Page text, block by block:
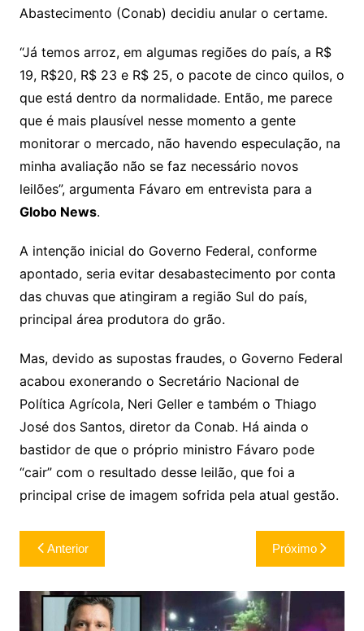
Abastecimento (Conab) decidiu anular o certame.
“Já temos arroz, em algumas regiões do país, a R$
19, R$20, R$ 23 e R$ 25, o pacote de cinco quilos, o
que está dentro da normalidade. Então, me parece
que é mais plausível nesse momento a gente
monitorar o mercado, não havendo especulação, na
minha avaliação não se faz necessário novos
leilões”, argumenta Fávaro em entrevista para a
Globo News.
A intenção inicial do Governo Federal, conforme
apontado, seria evitar desabastecimento por conta
das chuvas que atingiram a região Sul do país,
principal área produtora do grão.
Mas, devido as supostas fraudes, o Governo Federal
acabou exonerando o Secretário Nacional de
Política Agrícola, Neri Geller e também o Thiago
José dos Santos, diretor da Conab. Há ainda o
bastidor de que o próprio ministro Fávaro pode
“cair” com o resultado desse leilão, que foi a
principal crise de imagem sofrida pela atual gestão.
Navegação
de
Post
Anterior Próximo